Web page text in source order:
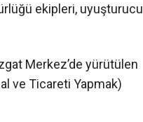
ekipleri, uyuşturucu
Merkez’de yürütülen
ve Ticareti Yapmak)